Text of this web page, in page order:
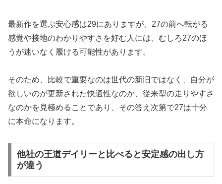
最新作を選ぶ安心感は29にありますが、27の前へ転がる
感覚や接地のわかりやすさを好む人には、むしろ27のほ
うが迷いなく履ける可能性があります。
そのため、比較で重要なのは世代の新旧ではなく、自分が
欲しいのが更新された快適性なのか、従来型の走りやすさ
なのかを見極めることであり、その答え次第で27は十分
に本命になります。
他社の王道デイリーと比べると安定感の出し方
が違う